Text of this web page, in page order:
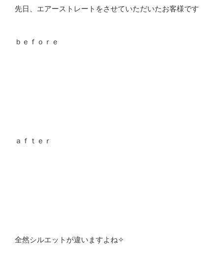
先日、エアーストレートをさせていただいたお客様です
ｂｅｆｏｒｅ
ａｆｔｅｒ
全然シルエットが違いますよね✧